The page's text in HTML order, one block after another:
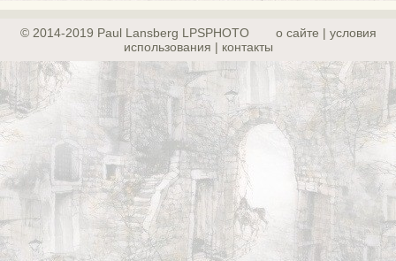
© 2014-2019 Paul Lansberg LPSPHOTO
о сайте | yсловия
использования | контакты